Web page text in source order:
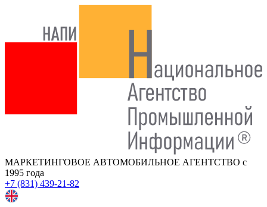
МАРКЕТИНГОВОЕ АВТОМОБИЛЬНОЕ АГЕНТСТВО с
1995 года
+7 (831) 439-21-82